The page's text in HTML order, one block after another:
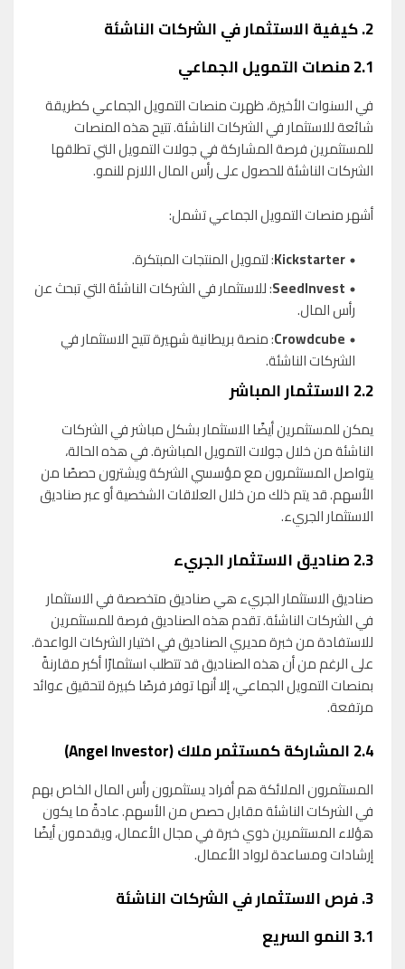
2. كيفية الاستثمار في الشركات الناشئة
2.1منصات التمويل الجماعي
في السنوات الأخيرة، ظهرت منصات التمويل الجماعي كطريقة
شائعة للاستثمار في الشركات الناشئة. تتيح هذه المنصات
للمستثمرين فرصة المشاركة في جولات التمويل التي تطلقها
الشركات الناشئة للحصول على رأس المال اللازم للنمو.
أشهر منصات التمويل الجماعي تشمل:
Kickstarter: لتمويل المنتجات المبتكرة.
SeedInvest: للاستثمار في الشركات الناشئة التي تبحث عن
رأس المال.
Crowdcube: منصة بريطانية شهيرة تتيح الاستثمار في
الشركات الناشئة.
2.2الاستثمار المباشر
يمكن للمستثمرين أيضًا الاستثمار بشكل مباشر في الشركات
الناشئة من خلال جولات التمويل المباشرة. في هذه الحالة،
يتواصل المستثمرون مع مؤسسي الشركة ويشترون حصصًا من
الأسهم. قد يتم ذلك من خلال العلاقات الشخصية أو عبر صناديق
الاستثمار الجريء.
2.3صناديق الاستثمار الجريء
صناديق الاستثمار الجريء هي صناديق متخصصة في الاستثمار
في الشركات الناشئة. تقدم هذه الصناديق فرصة للمستثمرين
للاستفادة من خبرة مديري الصناديق في اختيار الشركات الواعدة.
على الرغم من أن هذه الصناديق قد تتطلب استثمارًا أكبر مقارنةً
بمنصات التمويل الجماعي، إلا أنها توفر فرصًا كبيرة لتحقيق عوائد
مرتفعة.
2.4المشاركة كمستثمر ملاك (Angel Investor)
المستثمرون الملائكة هم أفراد يستثمرون رأس المال الخاص بهم
في الشركات الناشئة مقابل حصص من الأسهم. عادةً ما يكون
هؤلاء المستثمرين ذوي خبرة في مجال الأعمال، ويقدمون أيضًا
إرشادات ومساعدة لرواد الأعمال.
3. فرص الاستثمار في الشركات الناشئة
3.1النمو السريع